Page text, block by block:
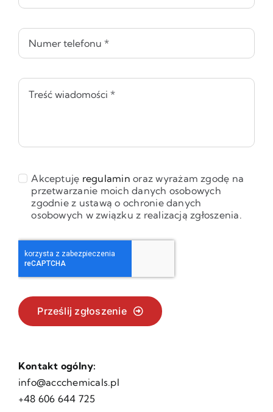
Akceptuję regulamin oraz wyrażam zgodę na
przetwarzanie moich danych osobowych
zgodnie z ustawą o ochronie danych
osobowych w związku z realizacją zgłoszenia.
Prześlij zgłoszenie
Kontakt ogólny:
info@accchemicals.pl
+48 606 644 725